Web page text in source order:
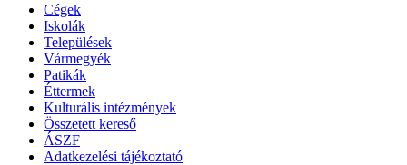
Cégek
Iskolák
Települések
Vármegyék
Patikák
Éttermek
Kulturális intézmények
Összetett kereső
ÁSZF
Adatkezelési tájékoztató